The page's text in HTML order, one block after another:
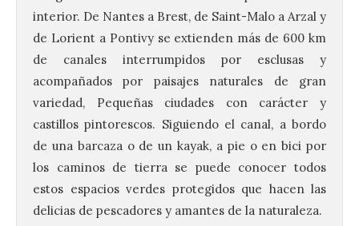
interior. De Nantes a Brest, de Saint-Malo a Arzal y
de Lorient a Pontivy se extienden más de 600 km
de canales interrumpidos por esclusas y
acompañados por paisajes naturales de gran
variedad, Pequeñas ciudades con carácter y
castillos pintorescos. Siguiendo el canal, a bordo
de una barcaza o de un kayak, a pie o en bici por
los caminos de tierra se puede conocer todos
estos espacios verdes protegidos que hacen las
delicias de pescadores y amantes de la naturaleza.